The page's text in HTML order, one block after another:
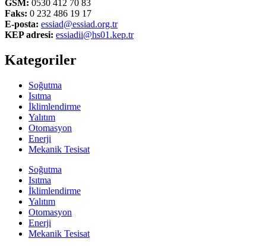
GSM: 0530 412 70 83
Faks: 0 232 486 19 17
E-posta: essiad@essiad.org.tr
KEP adresi: essiadii@hs01.kep.tr
Kategoriler
Soğutma
Isıtma
İklimlendirme
Yalıtım
Otomasyon
Enerji
Mekanik Tesisat
Soğutma
Isıtma
İklimlendirme
Yalıtım
Otomasyon
Enerji
Mekanik Tesisat